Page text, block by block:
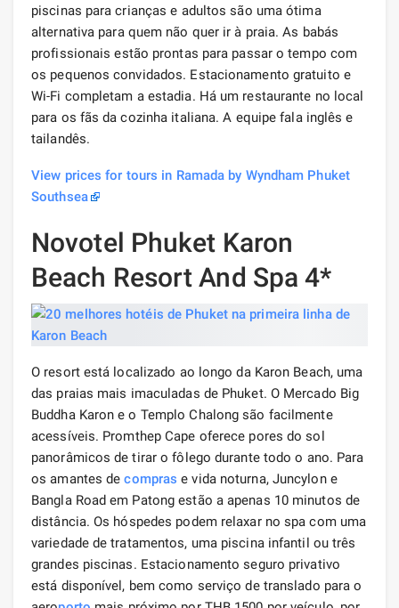
piscinas para crianças e adultos são uma ótima
alternativa para quem não quer ir à praia. As babás
profissionais estão prontas para passar o tempo com
os pequenos convidados. Estacionamento gratuito e
Wi-Fi completam a estadia. Há um restaurante no local
para os fãs da cozinha italiana. A equipe fala inglês e
tailandês.
View prices for tours in Ramada by Wyndham Phuket
Southsea
Novotel Phuket Karon
Beach Resort And Spa 4*
O resort está localizado ao longo da Karon Beach, uma
das praias mais imaculadas de Phuket. O Mercado Big
Buddha Karon e o Templo Chalong são facilmente
acessíveis. Promthep Cape oferece pores do sol
panorâmicos de tirar o fôlego durante todo o ano. Para
os amantes decompras e vida noturna, Juncylon e
Bangla Road em Patong estão a apenas 10 minutos de
distância. Os hóspedes podem relaxar no spa com uma
variedade de tratamentos, uma piscina infantil ou três
grandes piscinas. Estacionamento seguro privativo
está disponível, bem como serviço de translado para o